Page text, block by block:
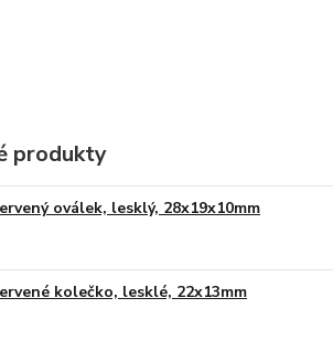
produkty
oválek, lesklý, 28x19x10mm
kolečko, lesklé, 22x13mm